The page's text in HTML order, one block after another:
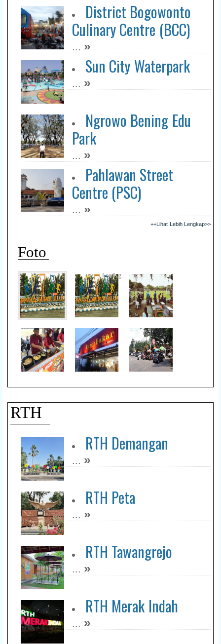
District Bogowonto
Culinary Centre (BCC)
... »
Sun City Waterpark
... »
Ngrowo Bening Edu
Park
... »
Pahlawan Street
Centre (PSC)
... »
++Lihat Lebih Lengkap>>
Foto
Loading...
RTH
RTH Demangan
... »
RTH Peta
... »
RTH Tawangrejo
... »
RTH Merak Indah
... »